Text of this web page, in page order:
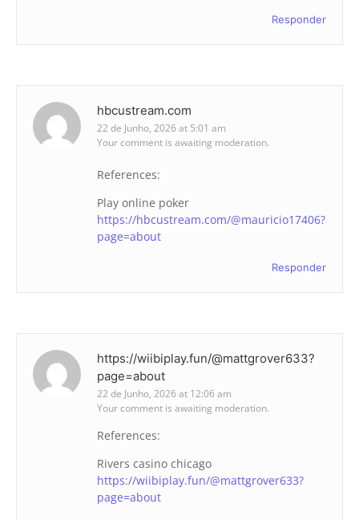
Responder
hbcustream.com
22 de Junho, 2026 at 5:01 am
Your comment is awaiting moderation.
References:
Play online poker
https://hbcustream.com/@mauricio17406?
page=about
Responder
https://wiibiplay.fun/@mattgrover633?
page=about
22 de Junho, 2026 at 12:06 am
Your comment is awaiting moderation.
References:
Rivers casino chicago
https://wiibiplay.fun/@mattgrover633?
page=about